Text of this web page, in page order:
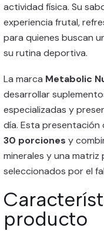
actividad física. Su
experiencia frutal,
para quienes buscan
su rutina deportiva.
La marca Metabolic
desarrollar
especializadas y
día. Esta presentación
30 porciones y
minerales y una
seleccionados por el
producto